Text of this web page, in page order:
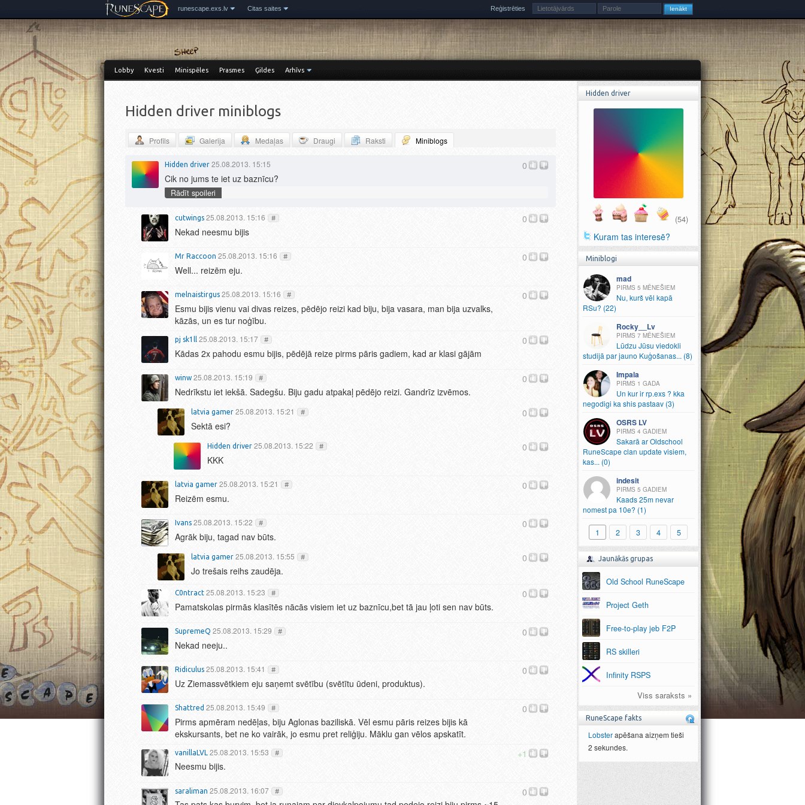
runescape.exs.lv Citas saites Reģistrēties
Lobby Kvesti Minispēles Prasmes Ģildes Arhīvs
Hidden driver miniblogs
Profils Galerija Medaļas Draugi Raksti Miniblogs
0
Hidden driver 25.08.2013. 15:15
Cik no jums te iet uz baznīcu?
Rādīt spoileri
0
cutwings 25.08.2013. 15:16 #
Nekad neesmu bijis
0
Mr Raccoon 25.08.2013. 15:16 #
Well... reizēm eju.
0
melnaistirgus 25.08.2013. 15:16 #
Esmu bijis vienu vai divas reizes, pēdējo reizi kad biju, bija vasara, man bija uzvalks,
kāzās, un es tur noģību.
0
pj sk1ll 25.08.2013. 15:17 #
Kādas 2x pahodu esmu bijis, pēdējā reize pirms pāris gadiem, kad ar klasi gājām
0
winw 25.08.2013. 15:19 #
Nedrīkstu iet iekšā. Sadegšu. Biju gadu atpakaļ pēdējo reizi. Gandrīz izvēmos.
0
latvia gamer 25.08.2013. 15:21 #
Sektā esi?
0
Hidden driver 25.08.2013. 15:22 #
KKK
0
latvia gamer 25.08.2013. 15:21 #
Reizēm esmu.
0
Ivans 25.08.2013. 15:22 #
Agrāk biju, tagad nav būts.
0
latvia gamer 25.08.2013. 15:55 #
Jo trešais reihs zaudēja.
0
C0ntract 25.08.2013. 15:23 #
Pamatskolas pirmās klasītēs nācās visiem iet uz baznīcu,bet tā jau ļoti sen nav būts.
0
SupremeQ 25.08.2013. 15:29 #
Nekad neeju..
0
Ridiculus 25.08.2013. 15:41 #
Uz Ziemassvētkiem eju saņemt svētību (svētītu ūdeni, produktus).
0
Shattred 25.08.2013. 15:49 #
Pirms apmēram nedēļas, biju Aglonas baziliskā. Vēl esmu pāris reizes bijis kā
ekskursants, bet ne ko vairāk, jo esmu pret reliģiju. Māklu gan vēlos apskatīt.
+1
vanillaLVL 25.08.2013. 15:53 #
Neesmu bijis.
0
saraliman 25.08.2013. 16:07 #
Hidden driver
(54)
Kuram tas interesē?
Miniblogi
mad
5 MĒNEŠIEM
Nu, kurš vēl kapā
RSu? (22)
Rocky__Lv
7 MĒNEŠIEM
Lūdzu Jūsu viedokli
studijā par jauno Kuģošanas... (8)
Impala
1 GADA
Un kur ir rp.exs ? kka
negodigi ka shis pastaav (3)
OSRS LV
4 GADIEM
Sakarā ar Oldschool
RuneScape clan update visiem,
kas... (0)
indesit
5 GADIEM
Kaads 25m nevar
nomest pa 10e? (1)
1 2 3 4 5
Jaunākās grupas
Old School RuneScape
Project Geth
Free-to-play jeb F2P
RS skilleri
Infinity RSPS
Viss saraksts »
RuneScape fakts
Lobsterapēšana aizņem tieši
2 sekundes.